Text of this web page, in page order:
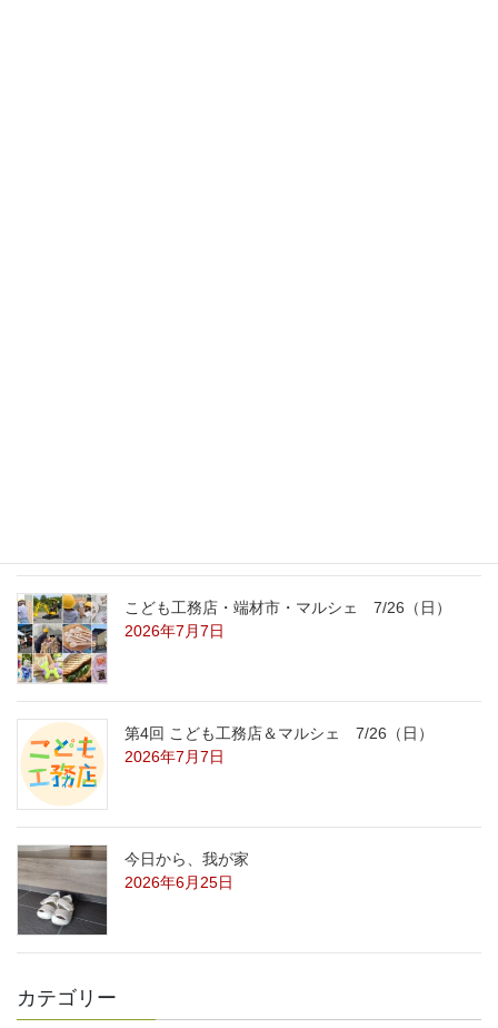
こども工務店・端材市・マルシェ 7/26（日）
2026年7月7日
第4回 こども工務店＆マルシェ 7/26（日）
2026年7月7日
今日から、我が家
2026年6月25日
カテゴリー